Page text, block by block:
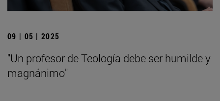
09 | 05 | 2025
"Un profesor de Teología debe ser humilde y
magnánimo"